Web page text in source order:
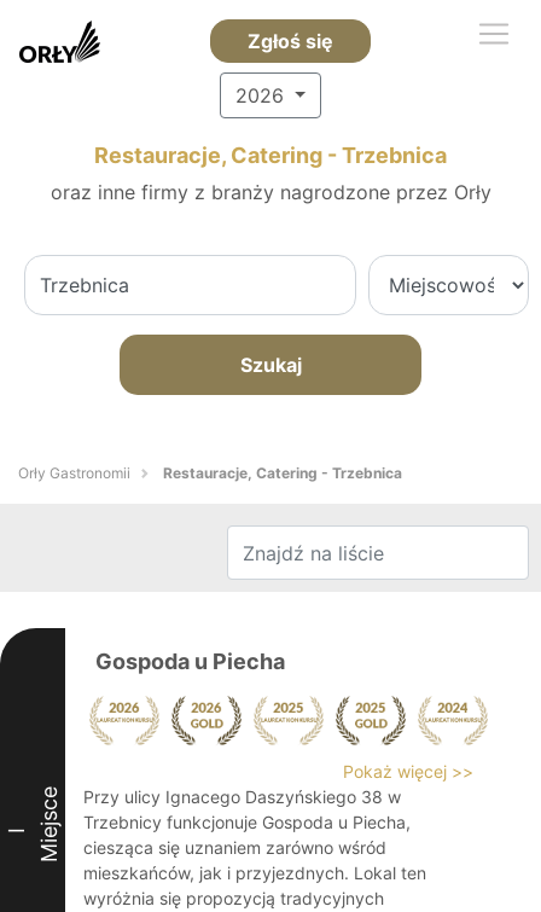
Zgłoś się
2026
Restauracje, Catering - Trzebnica
oraz inne firmy z branży nagrodzone przez Orły
Szukaj
Orły Gastronomii Restauracje, Catering - Trzebnica
I Miejsce
Gospoda u Piecha
Pokaż więcej >>
Przy ulicy Ignacego Daszyńskiego 38 w
Trzebnicy funkcjonuje Gospoda u Piecha,
ciesząca się uznaniem zarówno wśród
mieszkańców, jak i przyjezdnych. Lokal ten
wyróżnia się propozycją tradycyjnych